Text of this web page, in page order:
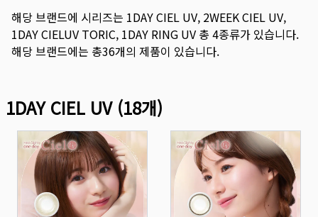
해당 브랜드에 시리즈는 1DAY CIEL UV, 2WEEK CIEL UV,
1DAY CIELUV TORIC, 1DAY RING UV 총 4종류가 있습니다.
해당 브랜드에는 총36개의 제품이 있습니다.
1DAY CIEL UV(18개)